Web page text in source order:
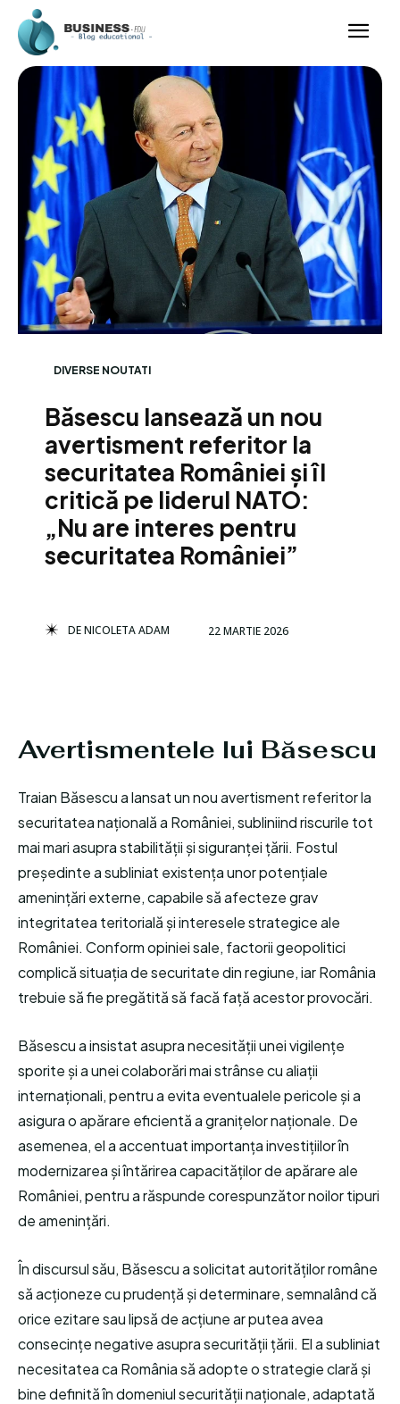
DIVERSE NOUTATI
Băsescu lansează un nou
avertisment referitor la
securitatea României și îl
critică pe liderul NATO:
„Nu are interes pentru
securitatea României”
DENICOLETA ADAM 22 MARTIE 2026
Avertismentele lui Băsescu
Traian Băsescu a lansat un nou avertisment referitor la
securitatea națională a României, subliniind riscurile tot
mai mari asupra stabilității și siguranței țării. Fostul
președinte a subliniat existența unor potențiale
amenințări externe, capabile să afecteze grav
integritatea teritorială și interesele strategice ale
României. Conform opiniei sale, factorii geopolitici
complică situația de securitate din regiune, iar România
trebuie să fie pregătită să facă față acestor provocări.
Băsescu a insistat asupra necesității unei vigilențe
sporite și a unei colaborări mai strânse cu aliații
internaționali, pentru a evita eventualele pericole și a
asigura o apărare eficientă a granițelor naționale. De
asemenea, el a accentuat importanța investițiilor în
modernizarea și întărirea capacităților de apărare ale
României, pentru a răspunde corespunzător noilor tipuri
de amenințări.
În discursul său, Băsescu a solicitat autorităților române
să acționeze cu prudență și determinare, semnalând că
orice ezitare sau lipsă de acțiune ar putea avea
consecințe negative asupra securității țării. El a subliniat
necesitatea ca România să adopte o strategie clară și
bine definită în domeniul securității naționale, adaptată